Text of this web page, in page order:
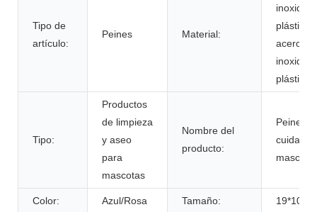
Tipo de
artículo:
Peines Material:
plástico,
acero
plástico
Tipo:
Productos
de limpieza
y aseo
para
mascotas
Nombre del
producto:
Peine
cuidado
Color: Azul/Rosa Tamaño: 19*10